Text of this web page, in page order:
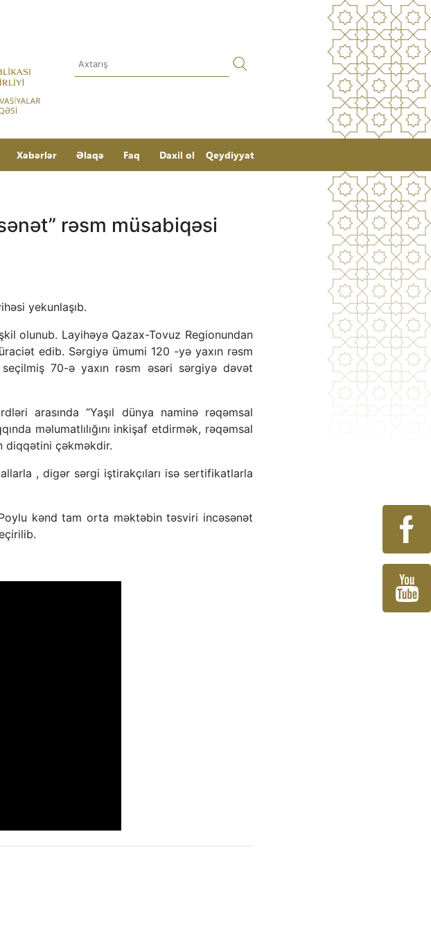
Xəbərlər Əlaqə Faq Daxil ol Qeydiyyat
rəsm müsabiqəsi
yekunlaşıb.
olunub. Layihəyə Qazax-Tovuz Regionundan
edib. Sərgiyə ümumi 120 -yə yaxın rəsm
70-ə yaxın rəsm əsəri sərgiyə dəvət
arasında “Yaşıl dünya naminə rəqəmsal
məlumatlılığını inkişaf etdirmək, rəqəmsal
diqqətini çəkməkdir.
, digər sərgi iştirakçıları isə sertifikatlarla
kənd tam orta məktəbin təsviri incəsənət